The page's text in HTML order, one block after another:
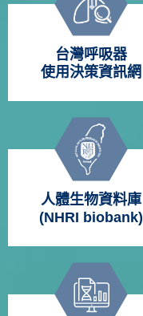
台灣呼吸器
使用決策資訊網
人體生物資料庫
(NHRI biobank)